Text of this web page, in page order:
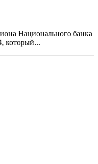
Национального банка
который...